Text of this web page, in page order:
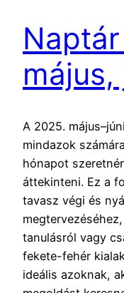
május,
A 2025.
mindazok
hónapot
áttekinteni. Ez a
tavasz végi és
tanulásról vagy
fekete-fehér
ideális azoknak,